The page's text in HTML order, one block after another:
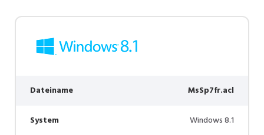
Dateiname MsSp7fr.acl
System Windows 8.1